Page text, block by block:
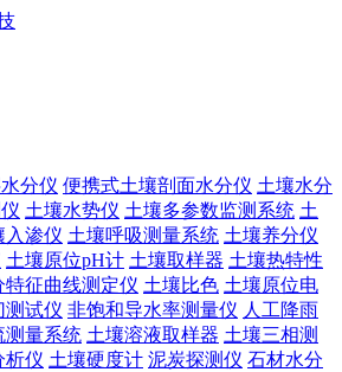
分仪 便携式土壤剖面水分仪 土壤水分
土壤水势仪 土壤多参数监测系统 土
入渗仪 土壤呼吸测量系统 土壤养分仪
土壤原位pH计 土壤取样器 土壤热特性
特征曲线测定仪 土壤比色 土壤原位电
测试仪 非饱和导水率测量仪 人工降雨
测量系统 土壤溶液取样器 土壤三相测
析仪 土壤硬度计 泥炭探测仪 石材水分